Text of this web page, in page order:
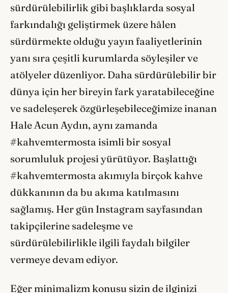
sürdürülebilirlik gibi başlıklarda sosyal
farkındalığı geliştirmek üzere hâlen
sürdürmekte olduğu yayın faaliyetlerinin
yanı sıra çeşitli kurumlarda söyleşiler ve
atölyeler düzenliyor. Daha sürdürülebilir bir
dünya için her bireyin fark yaratabileceğine
ve sadeleşerek özgürleşebileceğimize inanan
Hale Acun Aydın, aynı zamanda
#kahvemtermosta isimli bir sosyal
sorumluluk projesi yürütüyor. Başlattığı
#kahvemtermosta akımıyla birçok kahve
dükkanının da bu akıma katılmasını
sağlamış. Her gün Instagram sayfasından
takipçilerine sadeleşme ve
sürdürülebilirlikle ilgili faydalı bilgiler
vermeye devam ediyor.
Eğer minimalizm konusu sizin de ilginizi